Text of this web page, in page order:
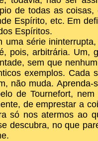
de todas as
Espírito, etc. Em
Espíritos.
uma série
pois, arbitrária. Um,
sem que
exemplos. Cada
não muda.
de Tournefort,
de emprestar a
só nos atermos ao
descubra, no que